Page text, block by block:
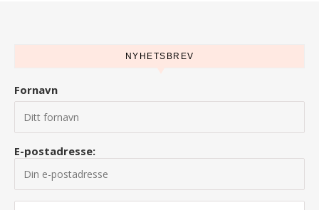
NYHETSBREV
Fornavn
E-postadresse: